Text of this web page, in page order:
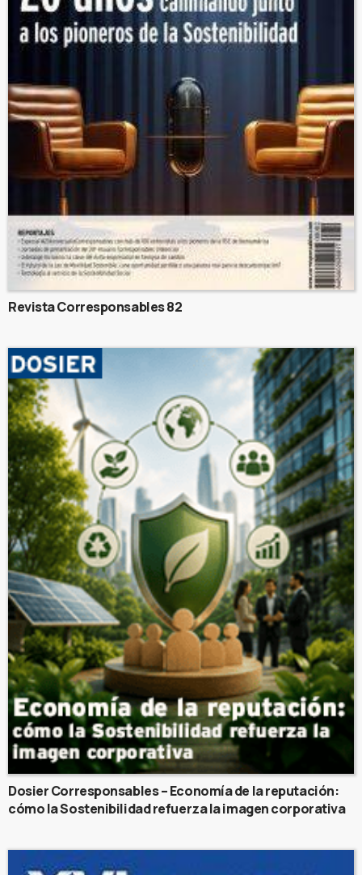
Revista Corresponsables 82
Dosier Corresponsables – Economía de la reputación:
cómo la Sostenibilidad refuerza la imagen corporativa